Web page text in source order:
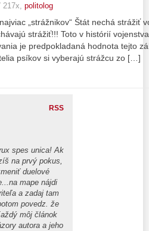
politolog
„strážnikov“ Štát nechá strážiť
strážiť!!! Toto v histórií
je predpokladaná hodnota tejto
psíkov si vyberajú strážcu zo […]
RSS
spes unica! Ak
na prvý pokus,
duelové
mape nájdi
a zadaj tam
povedz. že
môj článok
autora a jeho